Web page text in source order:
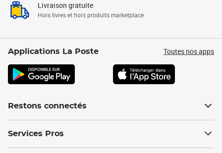
Livraison gratuite
Hors livres et hors produits marketplace
Applications La Poste Toutes nos apps
Restons connectés
Services Pros